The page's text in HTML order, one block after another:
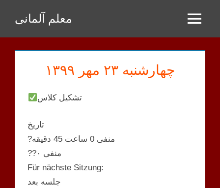
Inhalt
springen
معلم آلمانی Menu
چهارشنبه ۲۳ مهر ۱۳۹۹
تشکیل کلاس
تاریخ
?منفی 0 ساعت 45 دقیقه
??منفی ۰
Für nächste Sitzung:
جلسه بعد